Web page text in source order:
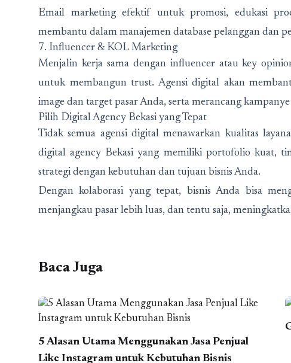
Email marketing efektif untuk promosi, edukasi
membantu dalam manajemen database pelanggan dan
7. Influencer & KOL Marketing
Menjalin kerja sama dengan influencer atau key
untuk membangun trust. Agensi digital akan
image dan target pasar Anda, serta merancang
Pilih Digital Agency Bekasi yang Tepat
Tidak semua agensi digital menawarkan kualitas
digital agency Bekasi yang memiliki portofolio kuat,
strategi dengan kebutuhan dan tujuan bisnis Anda.
Dengan kolaborasi yang tepat, bisnis Anda bisa
menjangkau pasar lebih luas, dan tentu saja,
Baca Juga
5 Alasan Utama Menggunakan Jasa Penjual
Like Instagram untuk Kebutuhan Bisnis